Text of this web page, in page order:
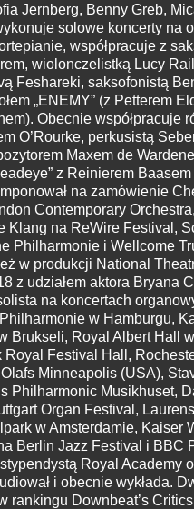
Jernberg, Benny Greb,
solowe koncerty na
współpracuje z
wiolonczelistką Lucy
Feshareki, saksofonistą
„ENEMY” (z Petterem
Obecnie współpracuje
O’Rourke, perkusistą
Maxem de
z Reinierem
na zamówienie
Contemporary
Klang na ReWire Festival,
Philharmonie i Wellcome
w produkcji National
z udziałem aktora Bryana
na koncertach
w Hamburgu,
Brukseli, Royal Albert Hall
Royal Festival Hall,
Minneapolis (USA),
Philharmonic Musikhuset,
Organ Festival,
w Amsterdamie, Kaiser
Berlin Jazz Festival i BBC
Royal Academy
i obecnie wykłada.
rankingu Downbeat’s